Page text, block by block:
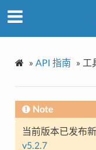
» API 指南 » 工
Note
当前版本已发布
v5.2.7